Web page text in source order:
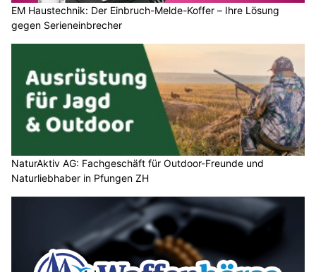
EM Haustechnik: Der Einbruch-Melde-Koffer – Ihre Lösung
gegen Serieneinbrecher
NaturAktiv AG: Fachgeschäft für Outdoor-Freunde und
Naturliebhaber in Pfungen ZH